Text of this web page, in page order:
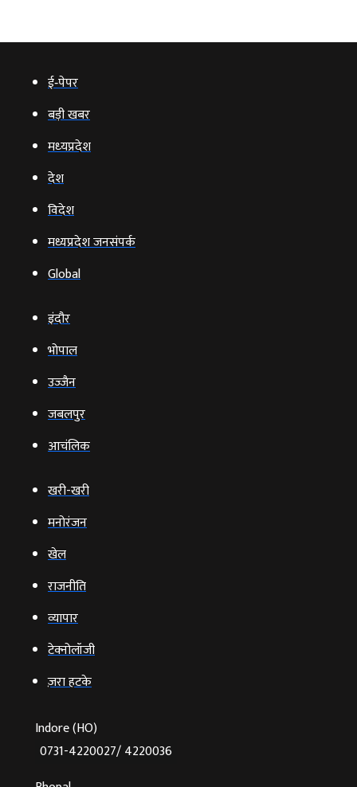
ई‑पेपर
बड़ी खबर
मध्‍यप्रदेश
देश
विदेश
मध्यप्रदेश जनसंपर्क
Global
इंदौर
भोपाल
उज्‍जैन
जबलपुर
आचंलिक
खरी-खरी
मनोरंजन
खेल
राजनीति
व्‍यापार
टेक्‍नोलॉजी
ज़रा हटके
Indore (HO)
0731-4220027/ 4220036